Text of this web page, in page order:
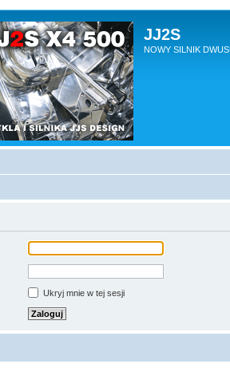
JJ2S
NOWY SILNIK
Ukryj mnie w tej sesji